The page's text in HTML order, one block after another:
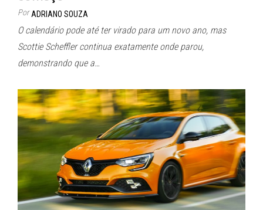
Por ADRIANO SOUZA
O calendário pode até ter virado para um novo ano, mas
Scottie Scheffler continua exatamente onde parou,
demonstrando que a…